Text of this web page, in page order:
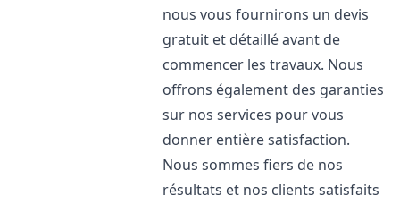
nous vous fournirons un devis
gratuit et détaillé avant de
commencer les travaux. Nous
offrons également des garanties
sur nos services pour vous
donner entière satisfaction.
Nous sommes fiers de nos
résultats et nos clients satisfaits